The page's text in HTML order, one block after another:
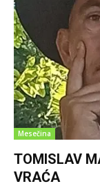
Mesečina
TOMISLAV
VRAĆA